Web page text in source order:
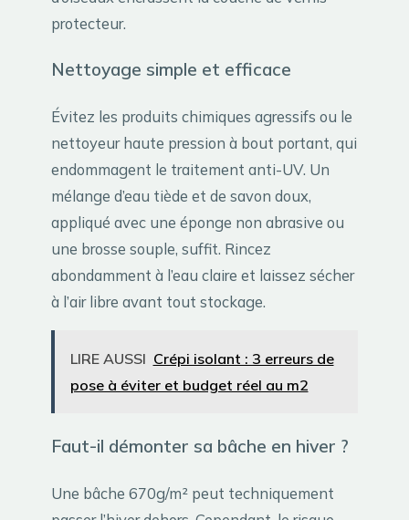
protecteur.
Nettoyage simple et efficace
Évitez les produits chimiques agressifs ou le
nettoyeur haute pression à bout portant, qui
endommagent le traitement anti-UV. Un
mélange d’eau tiède et de savon doux,
appliqué avec une éponge non abrasive ou
une brosse souple, suffit. Rincez
abondamment à l’eau claire et laissez sécher
à l’air libre avant tout stockage.
LIRE AUSSI Crépi isolant : 3 erreurs de
pose à éviter et budget réel au m2
Faut-il démonter sa bâche en hiver ?
Une bâche 670g/m² peut techniquement